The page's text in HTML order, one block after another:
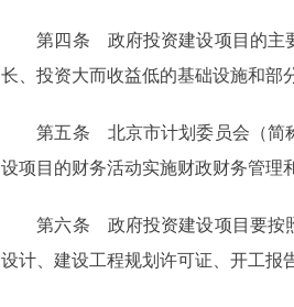
第四条 政府投资建设项目的主要
长、投资大而收益低的基础设施和部
第五条 北京市计划委员会（简称
设项目的财务活动实施财政财务管理
第六条 政府投资建设项目要按照
设计、建设工程规划许可证、开工报